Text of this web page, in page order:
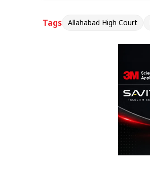
Tags Allahabad High Court